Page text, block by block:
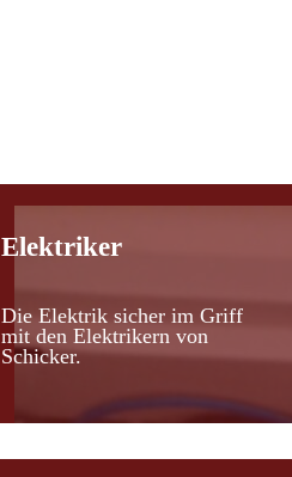
Elektriker
Die Elektrik sicher im Griff
mit den Elektrikern von
Schicker.